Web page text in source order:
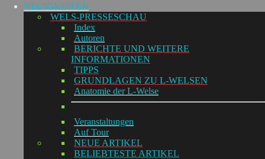
NEUIGKEITEN
WELS-PRESSESCHAU
Index
Autoren
BERICHTE UND WEITERE
INFORMATIONEN
TIPPS
GRUNDLAGEN ZU L-WELSEN
Anatomie der L-Welse
Veranstaltungen
Auf Tour
NEUE ARTIKEL
BELIEBTESTE ARTIKEL